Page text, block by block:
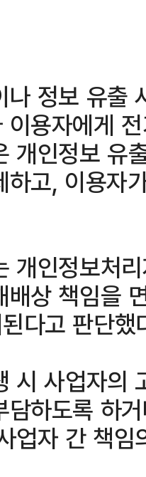
나 정보 유출
용자에게
개인정보 유
고, 이용자
개인정보처
배상 책임을
다고 판단했
시 사업자의
하도록 하
업자 간 책